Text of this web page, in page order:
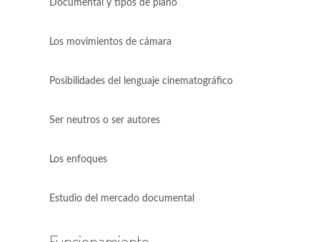
Documental y tipos de plano
Los movimientos de cámara
Posibilidades del lenguaje cinematográfico
Ser neutros o ser autores
Los enfoques
Estudio del mercado documental